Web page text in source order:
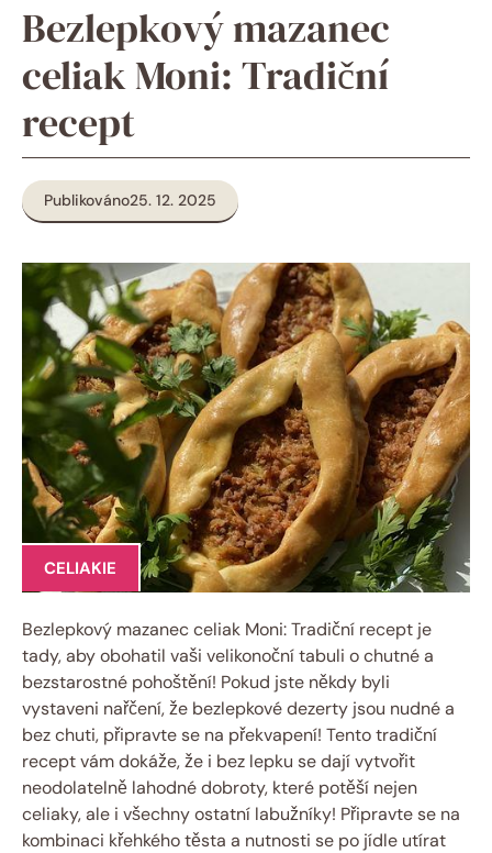
Bezlepkový mazanec
celiak Moni: Tradiční
recept
Publikováno25. 12. 2025
CELIAKIE
Bezlepkový mazanec celiak ​Moni: Tradiční recept je ​
tady, aby obohatil vaši velikonoční tabuli‌ o chutné a
bezstarostné pohoštění! Pokud jste někdy byli
vystaveni nařčení, že bezlepkové ​dezerty ‌jsou nudné a
bez chuti, připravte se na​ překvapení! Tento ⁤tradiční
recept vám dokáže, že i ‍bez ‍lepku‍ se dají vytvořit‌
neodolatelně lahodné dobroty, které potěší nejen
celiaky, ale ⁤i všechny‍ ostatní⁤ labužníky! Připravte se na
kombinaci křehkého těsta a ⁤nutnosti se po jídle utírat